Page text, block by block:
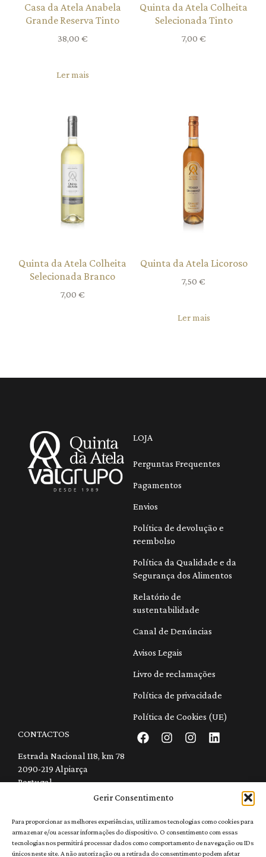
Gerir Consentimento
Para proporcionar as melhores experiências, utilizamos tecnologias como cookies para
armazenar e/ou acessar informações do dispositivo. O consentimento com essas
tecnologias nos permitirá processar dados como comportamento de navegação ou IDs
únicos neste site. A não autorização ou a retirada do consentimento podem afetar
Casa da Atela Anabela
Grande Reserva Tinto
38,00 €
Ler mais
Quinta da Atela Colheita
Selecionada Tinto
7,00 €
Quinta da Atela Colheita
Selecionada Branco
7,00 €
Quinta da Atela Licoroso
7,50 €
Ler mais
LOJA
Perguntas Frequentes
Pagamentos
Envios
Política de devolução e
reembolso
Política da Qualidade e da
Segurança dos Alimentos
Relatório de
sustentabilidade
Canal de Denúncias
Avisos Legais
Livro de reclamações
Política de privacidade
Política de Cookies (UE)
CONTACTOS
Estrada Nacional 118, km 78
2090-219 Alpiarça
Portugal
geral@quintadaatela.pt
(Chamada para a rede fixa nacional)
Recrutamento
114072/AL